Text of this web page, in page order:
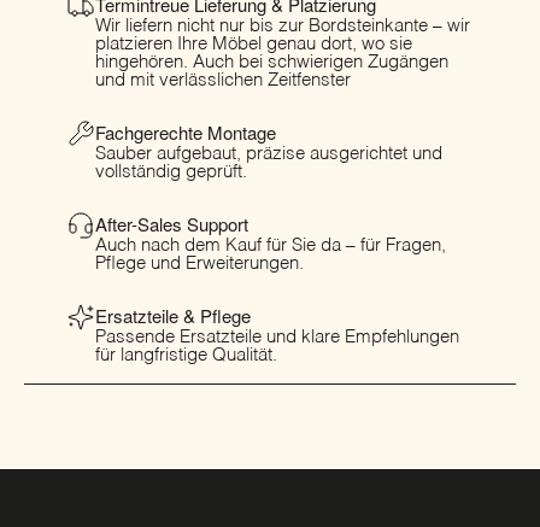
Wir liefern nicht nur bis zur Bordsteinkante – wir
platzieren Ihre Möbel genau dort, wo sie
hingehören. Auch bei schwierigen Zugängen
und mit verlässlichen Zeitfenster
Fachgerechte Montage
Sauber aufgebaut, präzise ausgerichtet und
vollständig geprüft.
After-Sales Support
Auch nach dem Kauf für Sie da – für Fragen,
Pflege und Erweiterungen.
Ersatzteile & Pflege
Passende Ersatzteile und klare Empfehlungen
für langfristige Qualität.